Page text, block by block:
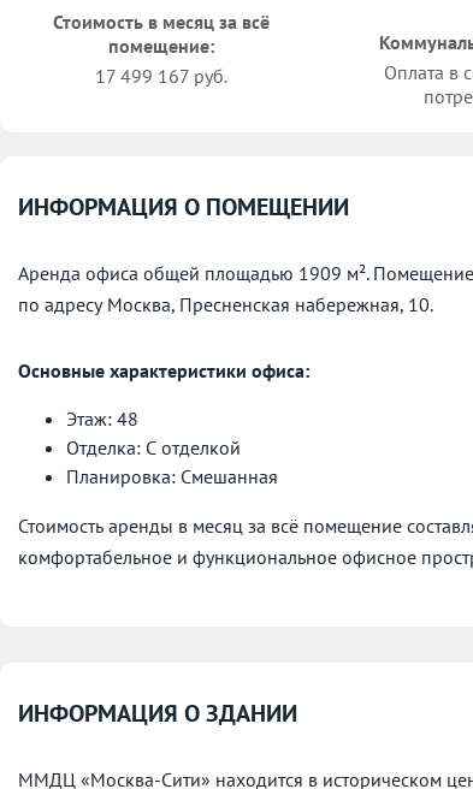
Стоимость в месяц за всё
помещение:
17 499 167 руб.
Оплата в
ИНФОРМАЦИЯ О ПОМЕЩЕНИИ
Аренда офиса общей площадью 1909 м².
по адресу Москва, Пресненская набережная, 10.
Основные характеристики офиса:
Этаж: 48
Отделка: С отделкой
Планировка: Смешанная
Стоимость аренды в месяц за всё помещение
комфортабельное и функциональное офисное
ИНФОРМАЦИЯ О ЗДАНИИ
ММДЦ «Москва-Сити» находится в историческом